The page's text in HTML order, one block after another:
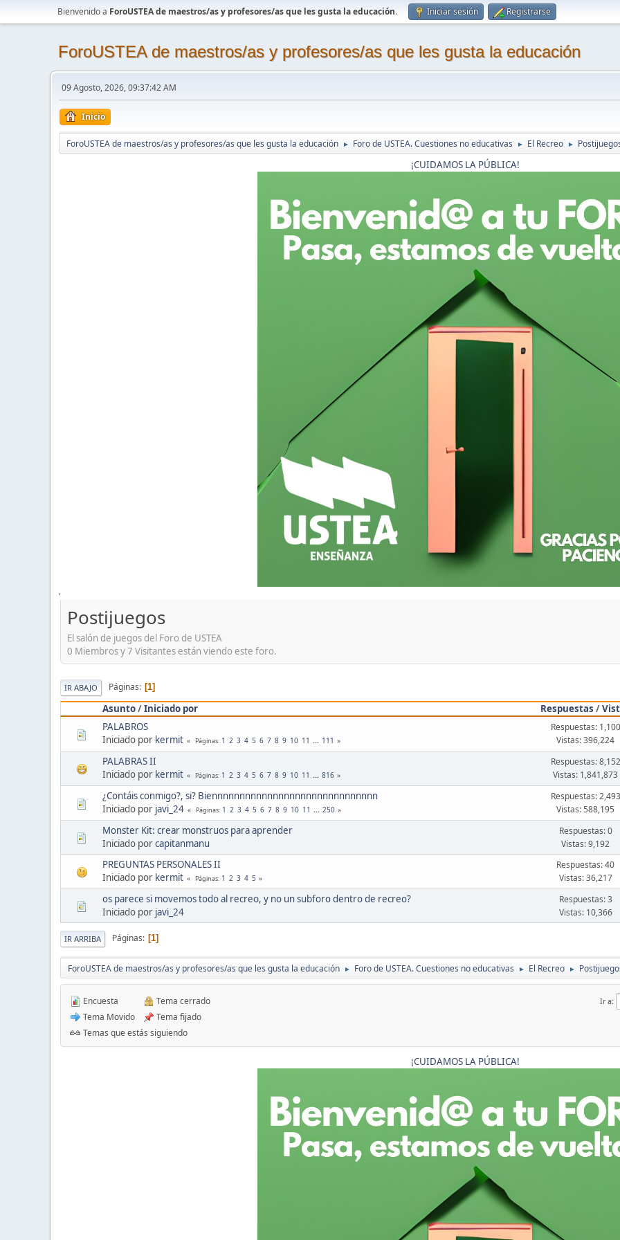
Bienvenido a ForoUSTEA de maestros/as y profesores/as que les gusta la educación. Iniciar sesión Registrarse
ForoUSTEA de maestros/as y profesores/as que les gusta la educación
09 Agosto, 2026, 09:37:42 AM
Inicio
ForoUSTEA de maestros/as y profesores/as que les gusta la educación ► Foro de USTEA. Cuestiones no educativas ► El Recreo ►
¡CUIDAMOS LA PÚBLICA!
'
Postijuegos
El salón de juegos del Foro de USTEA
0 Miembros y 7 Visitantes están viendo este foro.
IR ABAJO Páginas 1
Asunto/Iniciado por Respuestas /
PALABROS
Iniciado por kermit Páginas 1 2 3 4 5 6 7 8 9 10 11 ... 111
Respuestas: 1,100
Vistas: 396,224
PALABRAS II
Iniciado por kermit Páginas 1 2 3 4 5 6 7 8 9 10 11 ... 816
Respuestas: 8,152
Vistas: 1,841,873
¿Contáis conmigo?, si? Biennnnnnnnnnnnnnnnnnnnnnnnnnnnnn
Iniciado por javi_24 Páginas 1 2 3 4 5 6 7 8 9 10 11 ... 250
Respuestas: 2,493
Vistas: 588,195
Monster Kit: crear monstruos para aprender
Iniciado porcapitanmanu
Respuestas: 0
Vistas: 9,192
PREGUNTAS PERSONALES II
Iniciado por kermit Páginas 1 2 3 4 5
Respuestas: 40
Vistas: 36,217
os parece si movemos todo al recreo, y no un subforo dentro de recreo?
Iniciado por javi_24
Respuestas: 3
Vistas: 10,366
IR ARRIBA Páginas 1
ForoUSTEA de maestros/as y profesores/as que les gusta la educación ► Foro de USTEA. Cuestiones no educativas ► El Recreo ►
Ir a
Encuesta
Tema Movido
Tema cerrado
Tema fijado
Temas que estás siguiendo
¡CUIDAMOS LA PÚBLICA!